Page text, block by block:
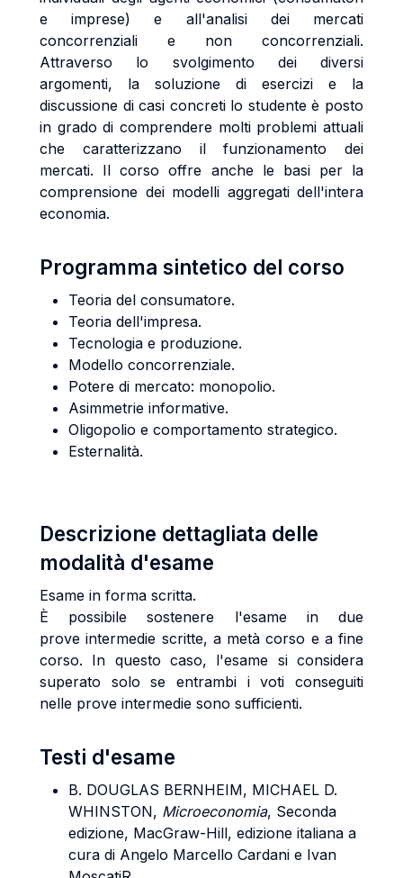
e imprese) e all'analisi dei mercati
concorrenziali e non concorrenziali.
Attraverso lo svolgimento dei diversi
argomenti, la soluzione di esercizi e la
discussione di casi concreti lo studente è posto
in grado di comprendere molti problemi attuali
che caratterizzano il funzionamento dei
mercati. Il corso offre anche le basi per la
comprensione dei modelli aggregati dell'intera
economia.
Programma sintetico del corso
Teoria del consumatore.
Teoria dell'impresa.
Tecnologia e produzione.
Modello concorrenziale.
Potere di mercato: monopolio.
Asimmetrie informative.
Oligopolio e comportamento strategico.
Esternalità.
Descrizione dettagliata delle
modalità d'esame
Esame in forma scritta.
È possibile sostenere l'esame in due
prove intermedie scritte, a metà corso e a fine
corso. In questo caso, l'esame si considera
superato solo se entrambi i voti conseguiti
nelle prove intermedie sono sufficienti.
Testi d'esame
B. DOUGLAS BERNHEIM, MICHAEL D.
WHINSTON, Microeconomia, Seconda
edizione, MacGraw-Hill, edizione italiana a
cura di Angelo Marcello Cardani e Ivan